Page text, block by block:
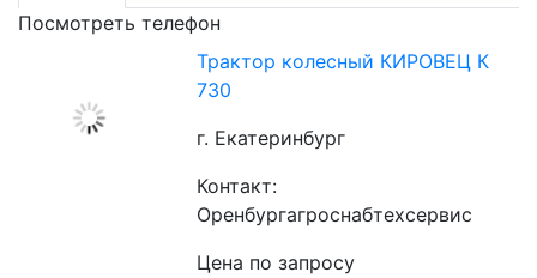
Посмотреть телефон
Трактор колесный КИРОВЕЦ К
730
г. Екатеринбург
Контакт:
Оренбургагроснабтехсервис
Цена по запросу